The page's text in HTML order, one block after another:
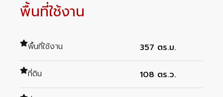
พื้นที่ใช้งาน
พื้นที่ใช้งาน 357 ตร.ม.
ที่ดิน 108 ตร.ว.